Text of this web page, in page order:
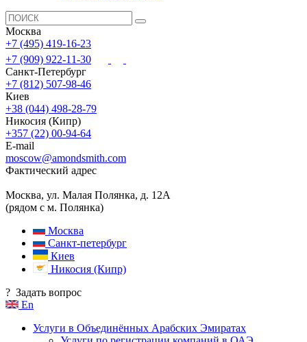
Москва
+7 (495) 419-16-23
+7 (909) 922-11-30
Санкт-Петербург
+7 (812) 507-98-46
Киев
+38 (044) 498-28-79
Никосия (Кипр)
+357 (22) 00-94-64
E-mail
moscow@amondsmith.com
Фактический адрес
Москва, ул. Малая Полянка, д. 12А
(рядом с м. Полянка)
Москва
Санкт-петербург
Киев
Никосия (Кипр)
? Задать вопрос
En
Услуги в Объединённых Арабских Эмиратах